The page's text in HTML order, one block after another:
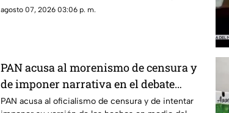
4 de mayo en la colonia Progreso de Acapulco.
agosto 07, 2026 03:06 p. m.
PAN acusa al morenismo de censura y
de imponer narrativa en el debate
público
PAN acusa al oficialismo de censura y de intentar